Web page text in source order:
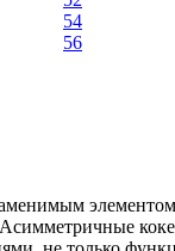
54
56